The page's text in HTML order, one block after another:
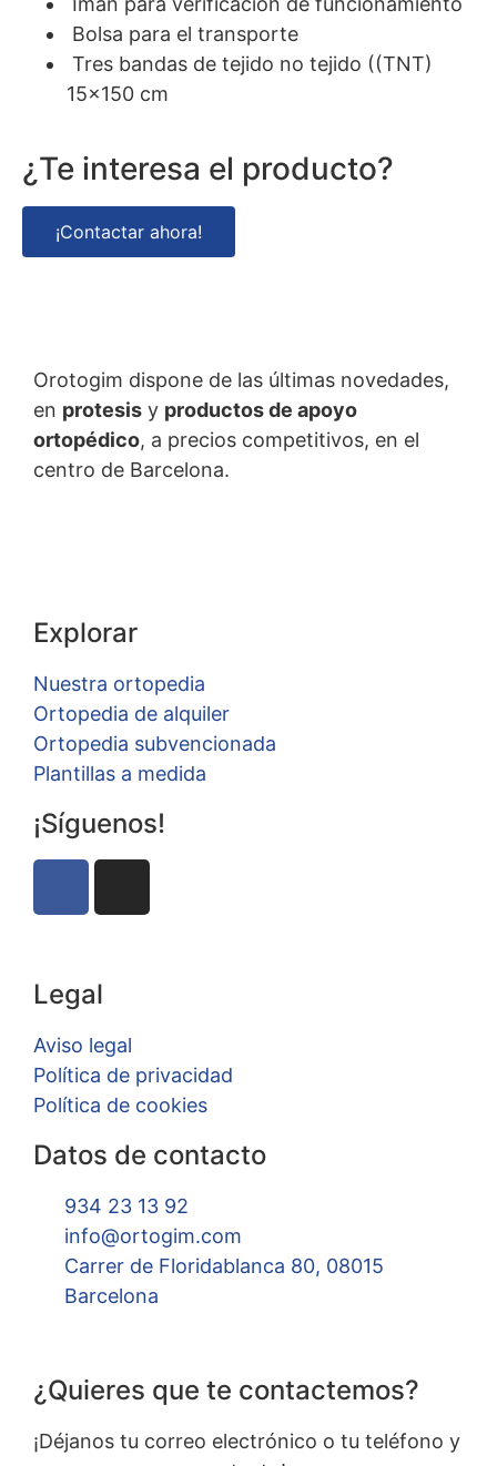
Bolsa para el transporte
Tres bandas de tejido no tejido ((TNT)
15×150 cm
¿Te interesa el producto?
¡Contactar ahora!
Orotogim dispone de las últimas novedades,
en protesis y productos de apoyo
ortopédico, a precios competitivos, en el
centro de Barcelona.
Explorar
Nuestra ortopedia
Ortopedia de alquiler
Ortopedia subvencionada
Plantillas a medida
¡Síguenos!
Legal
Aviso legal
Política de privacidad
Política de cookies
Datos de contacto
934 23 13 92
info@ortogim.com
Carrer de Floridablanca 80, 08015
Barcelona
¿Quieres que te contactemos?
¡Déjanos tu correo electrónico o tu teléfono y